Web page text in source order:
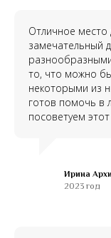
Отличное
замечательный
то, что можно
некоторыми из
готов помочь в
посоветуем
Ирина
2023 год